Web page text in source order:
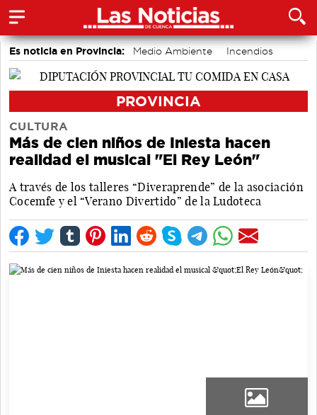
Es noticia en Provincia: Medio Ambiente Incendios
PROVINCIA
CULTURA
Más de cien niños de Iniesta hacen
realidad el musical "El Rey León"
A través de los talleres “Diveraprende” de la asociación
Cocemfe y el “Verano Divertido” de la Ludoteca